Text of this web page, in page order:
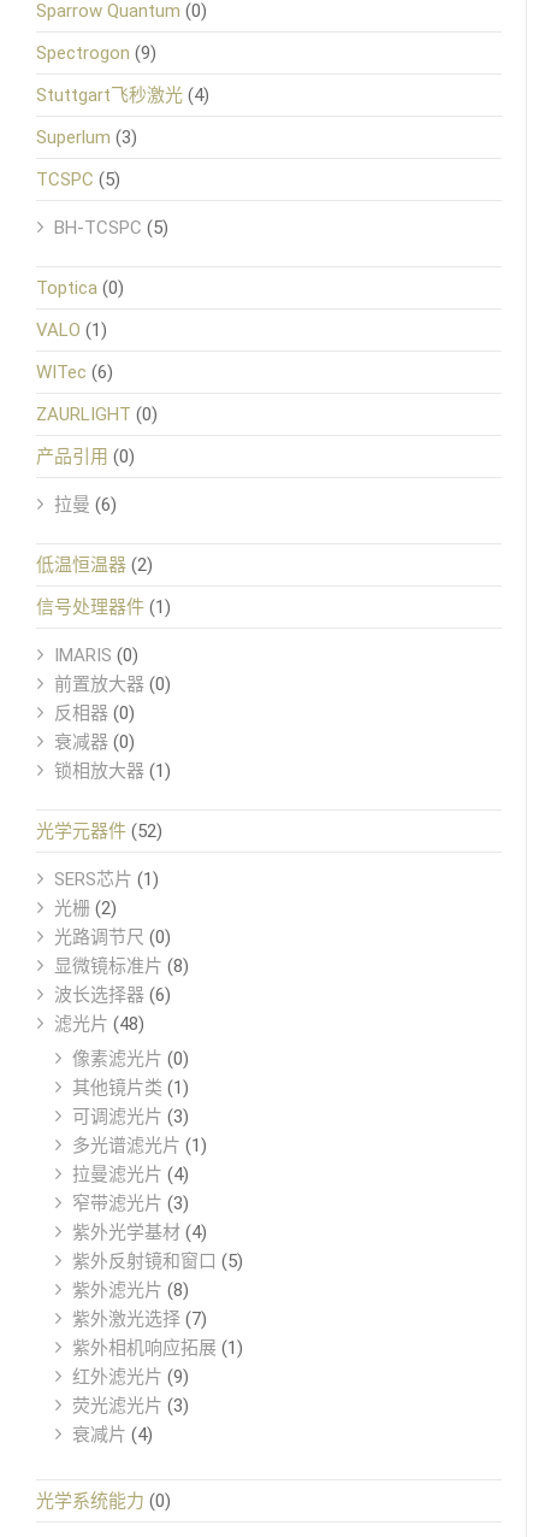
Sparrow Quantum (0)
Spectrogon (9)
Stuttgart飞秒激光 (4)
Superlum (3)
TCSPC (5)
BH-TCSPC (5)
Toptica (0)
VALO (1)
WITec (6)
ZAURLIGHT (0)
产品引用 (0)
拉曼 (6)
低温恒温器 (2)
信号处理器件 (1)
IMARIS (0)
前置放大器 (0)
反相器 (0)
衰减器 (0)
锁相放大器 (1)
光学元器件 (52)
SERS芯片 (1)
光栅 (2)
光路调节尺 (0)
显微镜标准片 (8)
波长选择器 (6)
滤光片 (48)
像素滤光片 (0)
其他镜片类 (1)
可调滤光片 (3)
多光谱滤光片 (1)
拉曼滤光片 (4)
窄带滤光片 (3)
紫外光学基材 (4)
紫外反射镜和窗口 (5)
紫外滤光片 (8)
紫外激光选择 (7)
紫外相机响应拓展 (1)
红外滤光片 (9)
荧光滤光片 (3)
衰减片 (4)
光学系统能力 (0)